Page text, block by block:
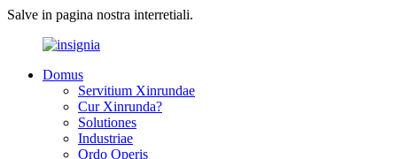
Salve in pagina nostra interretiali.
Domus
Servitium Xinrundae
Cur Xinrunda?
Solutiones
Industriae
Ordo Operis